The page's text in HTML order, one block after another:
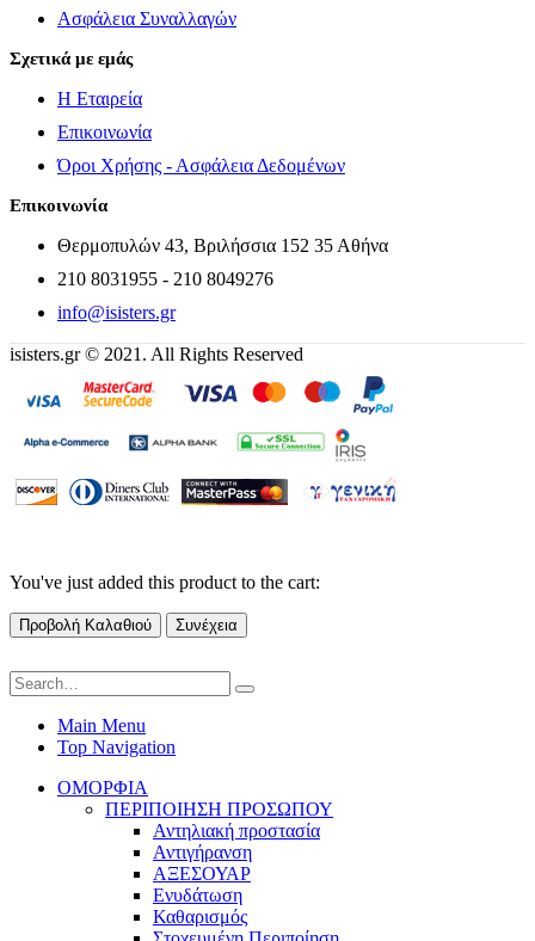
Ασφάλεια Συναλλαγών
Σχετικά με εμάς
Η Εταιρεία
Επικοινωνία
Όροι Χρήσης - Ασφάλεια Δεδομένων
Επικοινωνία
Θερμοπυλών 43, Βριλήσσια 152 35 Αθήνα
210 8031955 - 210 8049276
info@isisters.gr
isisters.gr © 2021. All Rights Reserved
You've just added this product to the cart:
Προβολή Καλαθιού Συνέχεια
Main Menu
Top Navigation
ΟΜΟΡΦΙΑ
ΠΕΡΙΠΟΙΗΣΗ ΠΡΟΣΩΠΟΥ
Αντηλιακή προστασία
Αντιγήρανση
ΑΞΕΣΟΥΑΡ
Ενυδάτωση
Καθαρισμός